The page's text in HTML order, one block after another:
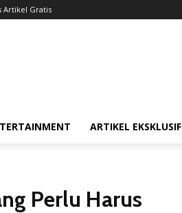
Artikel Gratis
ARTIKEL EKSKLUSIF
Perlu Harus